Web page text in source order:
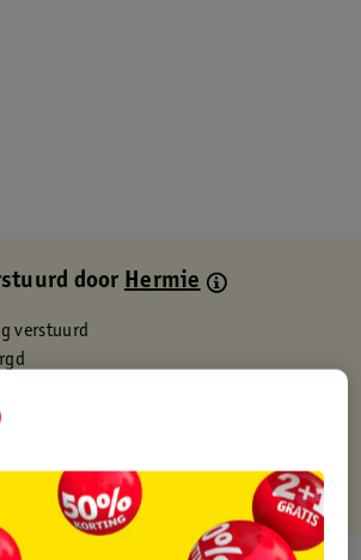
doorHermie
verstuurd
je Kruidvat kaart